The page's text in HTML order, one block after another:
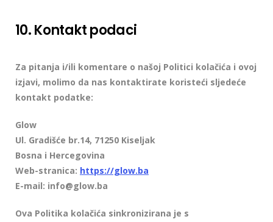
10. Kontakt podaci
Za pitanja i/ili komentare o našoj Politici kolačića i ovoj
izjavi, molimo da nas kontaktirate koristeći sljedeće
kontakt podatke:
Glow
Ul. Gradišće br.14, 71250 Kiseljak
Bosna i Hercegovina
Web-stranica: https://glow.ba
E-mail: info@glow.ba
Ova Politika kolačića sinkronizirana je s